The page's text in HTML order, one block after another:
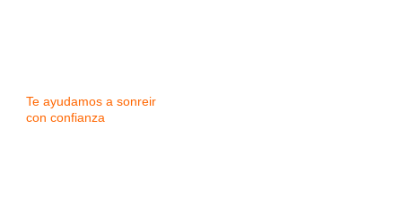
Te ayudamos a sonreir
con confianza